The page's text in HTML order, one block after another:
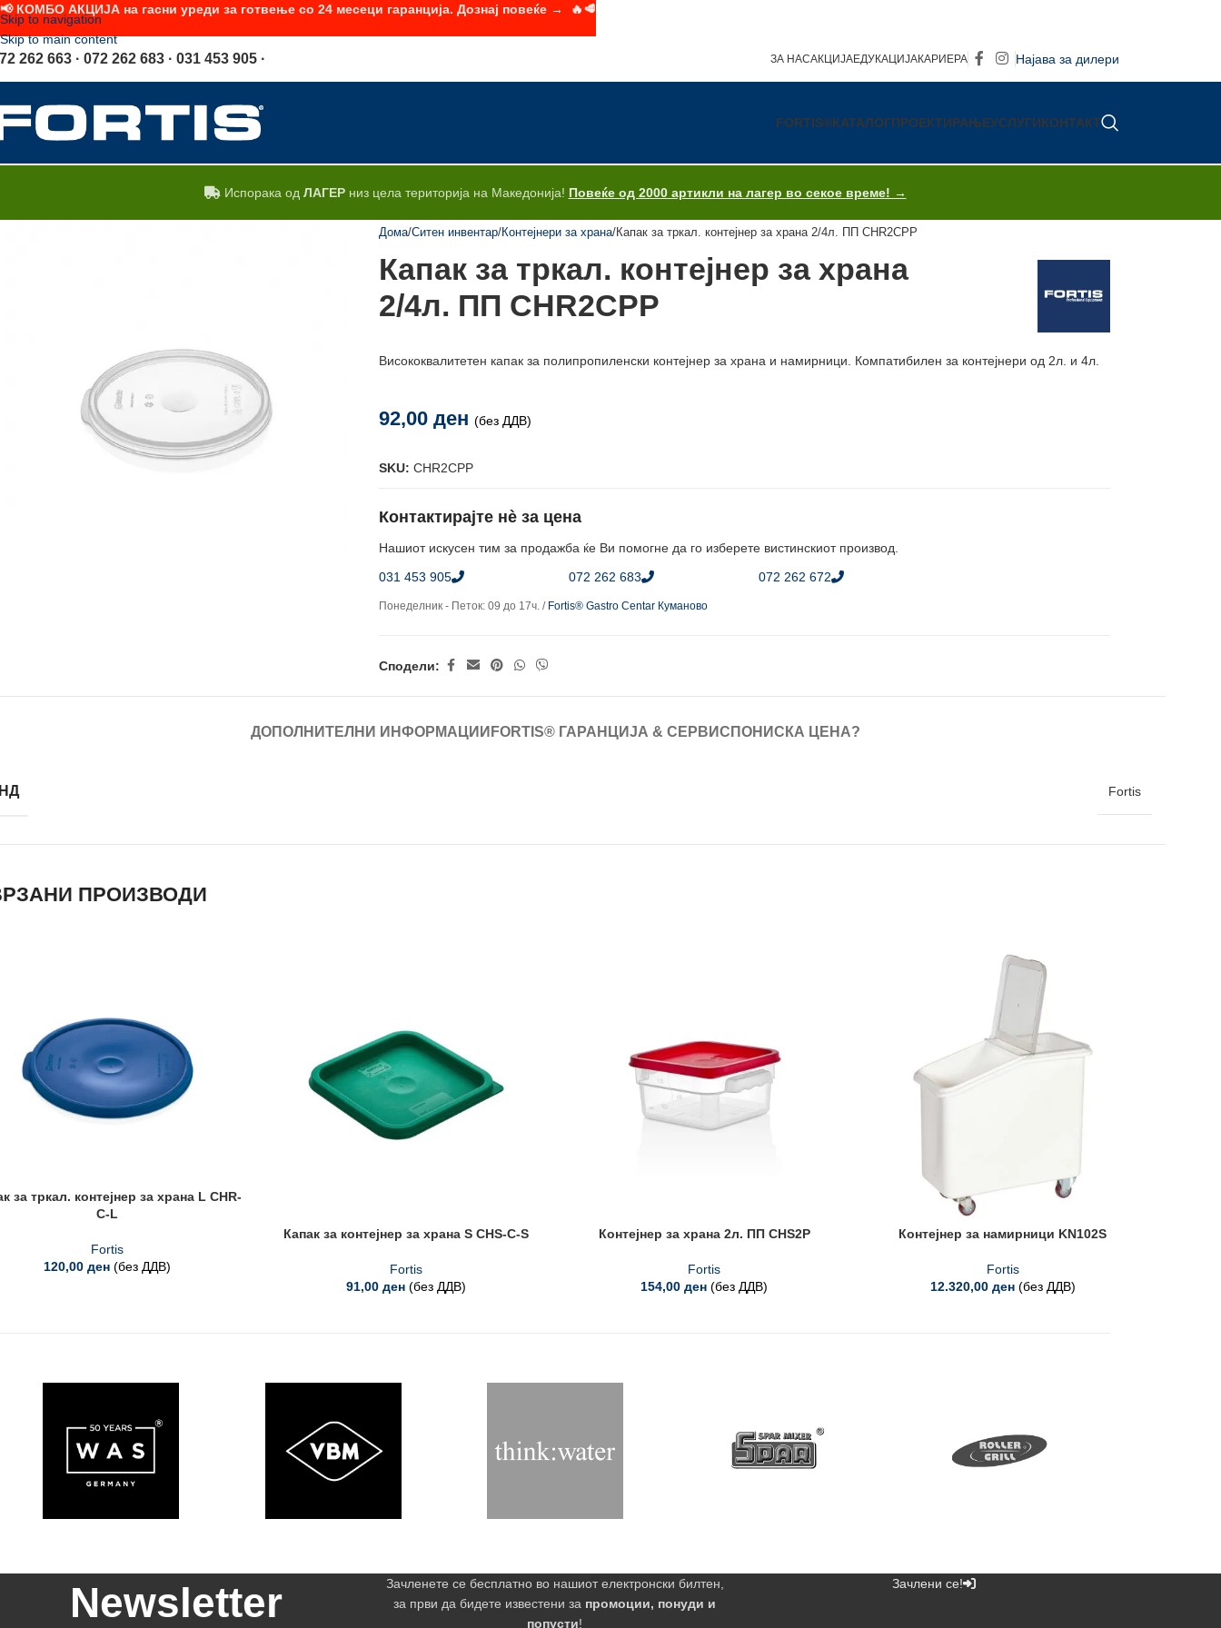
Skip to navigation
Skip to main content
262 663 · 072 262 683 · 031 453 905 · ЗА НАСАКЦИЈАЕДУКАЦИЈАКАРИЕРА Најава за дилери
FORTIS®КАТАЛОГПРОЕКТИРАЊЕУСЛУГИКОНТАКТ
Испорака од ЛАГЕРниз цела територија на Македонија! Повеќе од 2000 артикли на лагер во секое време! →
Дома Ситен инвентар Контејнери за храна Капак за тркал. контејнер за храна 2/4л. ПП CHR2CPP
Капак за тркал. контејнер за храна
2/4л. ПП CHR2CPP
Висококвалитетен капак за полипропиленски контејнер за храна и намирници. Компатибилен за контејнери од 2л. и 4л.
92,00ден (без ДДВ)
SKU:CHR2CPP
Контактирајте нè за цена
Нашиот искусен тим за продажба ќе Ви помогне да го изберете вистинскиот производ.
031 453 905
072 262 683 072 262 672
Понеделник - Петок: 09 до 17ч. / Fortis® Gastro Centar Куманово
Сподели:
ДОПОЛНИТЕЛНИ ИНФОРМАЦИИ FORTIS® ГАРАНЦИЈА & СЕРВИС ПОНИСКА ЦЕНА?
Fortis
ПРОИЗВОДИ
за тркал. контејнер за храна L CHR-
C-L
Fortis
120,00ден (без ДДВ)
Капак за контејнер за храна S CHS-C-S
Fortis
91,00 ден (без ДДВ)
Контејнер за храна 2л. ПП CHS2P
Fortis
154,00ден (без ДДВ)
Контејнер за намирници KN102S
Fortis
12.320,00 ден (без ДДВ)
Newsletter
Зачленете се бесплатно во нашиот електронски билтен,
за први да бидете известени за промоции, понуди и
попусти!
Зачлени се!
📢 КОМБО АКЦИЈА на гасни уреди за готвење со 24 месеци гаранција. Дознај повеќе → 🔥🥩